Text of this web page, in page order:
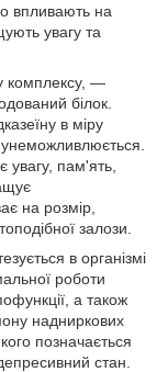
впливають на
увагу та
комплексу, —
білок.
в міру
увагу, пам'ять,
на розмір,
залози.
в організмі
роботи
а також
надниркових
позначається
стан.